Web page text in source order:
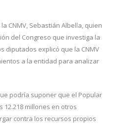
CNMV, Sebastián Albella, quien
del Congreso que investiga la
diputados explicó que la CNMV
a la entidad para analizar
podría suponer que el Popular
millones en otros
contra los recursos propios